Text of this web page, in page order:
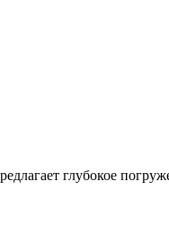
глубокое